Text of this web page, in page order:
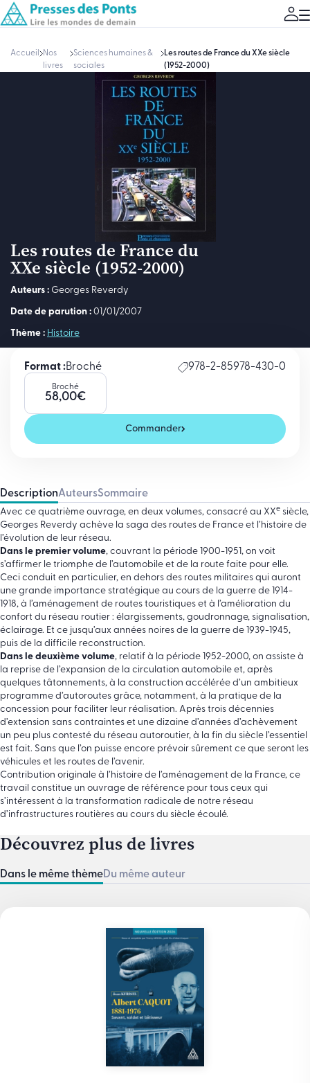
Accueil
Nos
livres
Sciences humaines &
sociales
Les routes de France du XXe siècle
(1952-2000)
Les routes de France du
XXe siècle (1952-2000)
Auteurs : Georges Reverdy
Date de parution : 01/01/2007
Thème : Histoire
Format :Broché 978-2-85978-430-0
Broché
58,00€
Commander
DescriptionAuteursSommaire
Avec ce quatrième ouvrage, en deux volumes, consacré au XXe siècle,
Georges Reverdy achève la saga des routes de France et l’histoire de
l’évolution de leur réseau.
Dans le premier volume, couvrant la période 1900-1951, on voit
s’affirmer le triomphe de l’automobile et de la route faite pour elle.
Ceci conduit en particulier, en dehors des routes militaires qui auront
une grande importance stratégique au cours de la guerre de 1914-
1918, à l’aménagement de routes touristiques et à l’amélioration du
confort du réseau routier : élargissements, goudronnage, signalisation,
éclairage. Et ce jusqu’aux années noires de la guerre de 1939-1945,
puis de la difficile reconstruction.
Dans le deuxième volume, relatif à la période 1952-2000, on assiste à
la reprise de l’expansion de la circulation automobile et, après
quelques tâtonnements, à la construction accélérée d’un ambitieux
programme d’autoroutes grâce, notamment, à la pratique de la
concession pour faciliter leur réalisation. Après trois décennies
d’extension sans contraintes et une dizaine d’années d’achèvement
un peu plus contesté du réseau autoroutier, à la fin du siècle l’essentiel
est fait. Sans que l’on puisse encore prévoir sûrement ce que seront les
véhicules et les routes de l’avenir.
Contribution originale à l’histoire de l’aménagement de la France, ce
travail constitue un ouvrage de référence pour tous ceux qui
s’intéressent à la transformation radicale de notre réseau
d’infrastructures routières au cours du siècle écoulé.
Découvrez plus de livres
Dans le même thèmeDu même auteur